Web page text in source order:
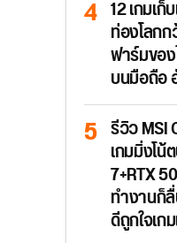
12 เกมเ
ท่องโลก
ฟาร์มขอ
บนมือถือ
รีวิว MSI
เกมมิ่งโ
7+RTX
ทำงานก็
ดีถูกใจเก